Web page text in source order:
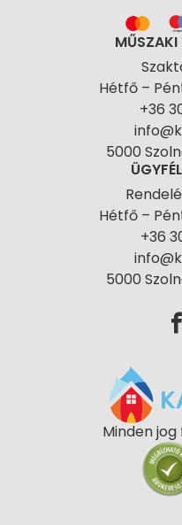
Hétfő –
+36
5000
Hétfő –
+36
5000
Minden